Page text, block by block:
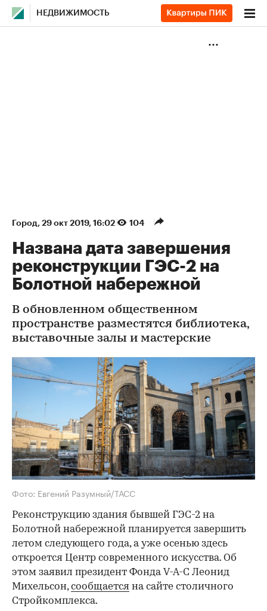
НЕДВИЖИМОСТЬ
Город⁠, 29 окт 2019, 16:02 104
Названа дата завершения
реконструкции ГЭС-2 на
Болотной набережной
В обновленном общественном
пространстве разместятся библиотека,
выставочные залы и мастерские
Фото: Евгений Разумный/ТАСС
Реконструкцию здания бывшей ГЭС-2 на
Болотной набережной планируется завершить
летом следующего года, а уже осенью здесь
откроется Центр современного искусства. Об
этом заявил президент Фонда V-A-C Леонид
Михельсон,сообщается на сайте столичного
Стройкомплекса.